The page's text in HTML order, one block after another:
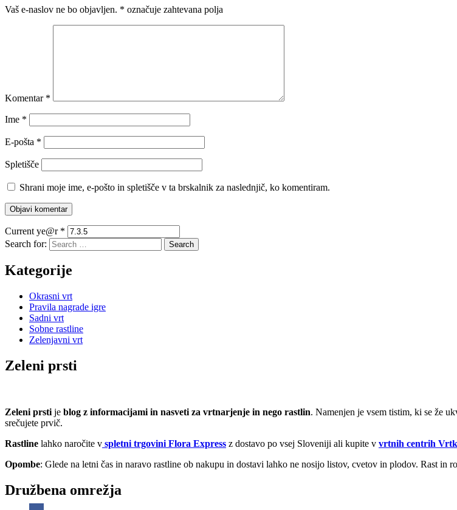
Vaš e-naslov ne bo objavljen. * označuje zahtevana polja
Komentar *
Ime *
E-pošta *
Spletišče
Shrani moje ime, e-pošto in spletišče v ta brskalnik za naslednjič, ko komentiram.
Current ye@r *
Search for:
Search
Kategorije
Okrasni vrt
Pravila nagrade igre
Sadni vrt
Sobne rastline
Zelenjavni vrt
Zeleni prsti
Zeleni prsti je blog z informacijami in nasveti za vrtnarjenje in nego rastlin. Namenjen je vsem tistim, ki se že
srečujete prvič.
Rastline lahko naročite v spletni trgovini Flora Express z dostavo po vsej Sloveniji ali kupite v vrtnih centrih
Opombe: Glede na letni čas in naravo rastline ob nakupu in dostavi lahko ne nosijo listov, cvetov in plodov. Rast
Družbena omrežja